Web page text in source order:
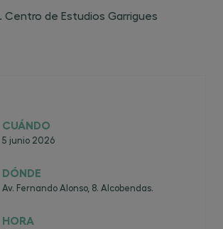
Centro de Estudios Garrigues
CUÁNDO
5 junio 2026
DÓNDE
Av. Fernando Alonso, 8. Alcobendas.
HORA